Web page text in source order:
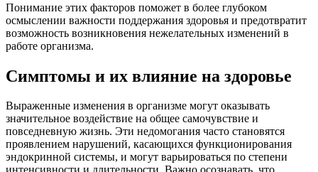
Понимание этих факторов поможет в более глубоком
осмыслении важности поддержания здоровья и предотвратит
возможность возникновения нежелательных изменений в
работе организма.
Симптомы и их влияние на здоровье
Выраженные изменения в организме могут оказывать
значительное воздействие на общее самочувствие и
повседневную жизнь. Эти недомогания часто становятся
проявлением нарушений, касающихся функционирования
эндокринной системы, и могут варьироваться по степени